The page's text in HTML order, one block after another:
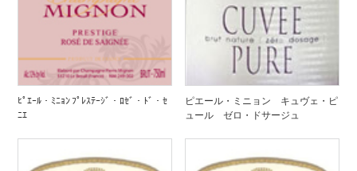
ﾋﾟｴｰﾙ・ﾐﾆｮﾝ ﾌﾟﾚｽﾃｰｼﾞ・ﾛｾﾞ・ﾄﾞ・ｾ
ﾆｴ
ピエール・ミニョン キュヴェ・ピ
ュール ゼロ・ドサージュ